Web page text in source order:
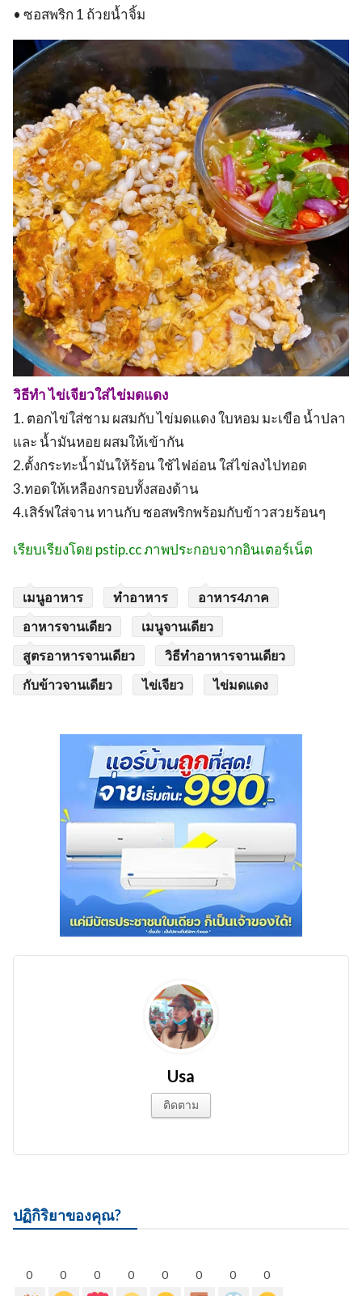
• ซอสพริก 1 ถ้วยน้ำจิ้ม
วิธีทำ ไข่เจียวใส่ไข่มดแดง
1. ตอกไข่ใส่ชาม ผสมกับ ไข่มดแดง ใบหอม มะเขือ น้ำปลา
และ น้ำมันหอย ผสมให้เข้ากัน
2.ตั้งกระทะน้ำมันให้ร้อน ใช้ไฟอ่อน ใส่ไข่ลงไปทอด
3.ทอดให้เหลืองกรอบทั้งสองด้าน
4.เสิร์ฟใส่จาน ทานกับ ซอสพริกพร้อมกับข้าวสวยร้อนๆ
เรียบเรียงโดย pstip.cc ภาพประกอบจากอินเตอร์เน็ต
เมนูอาหาร ทำอาหาร
อาหาร4ภาค
อาหารจานเดียว
เมนูจานเดียว
สูตรอาหารจานเดียว
วิธีทำอาหารจานเดียว
กับข้าวจานเดียว
ไข่เจียว ไข่มดแดง
Usa
ติดตาม
ปฏิกิริยาของคุณ?
0 0 0 0 0 0 0 0